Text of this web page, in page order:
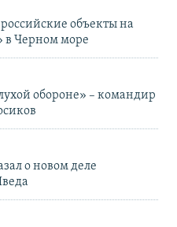
объекты на
в Черном море
обороне» – командир
о новом деле